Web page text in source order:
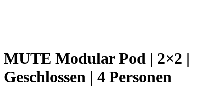
MUTE Modular Pod | 2×2 |
Geschlossen | 4 Personen